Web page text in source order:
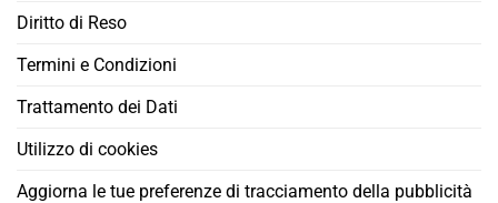
Diritto di Reso
Termini e Condizioni
Trattamento dei Dati
Utilizzo di cookies
Aggiorna le tue preferenze di tracciamento della pubblicità